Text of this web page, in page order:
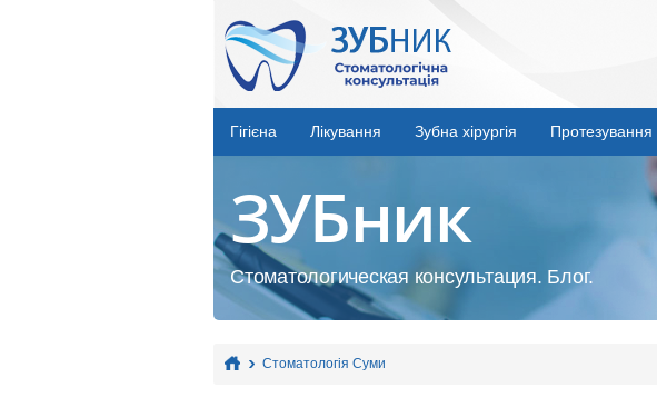
Гігієна Лікування Зубна хірургія Протезування
ЗУБник
Стоматологическая консультация. Блог.
Стоматологія Суми